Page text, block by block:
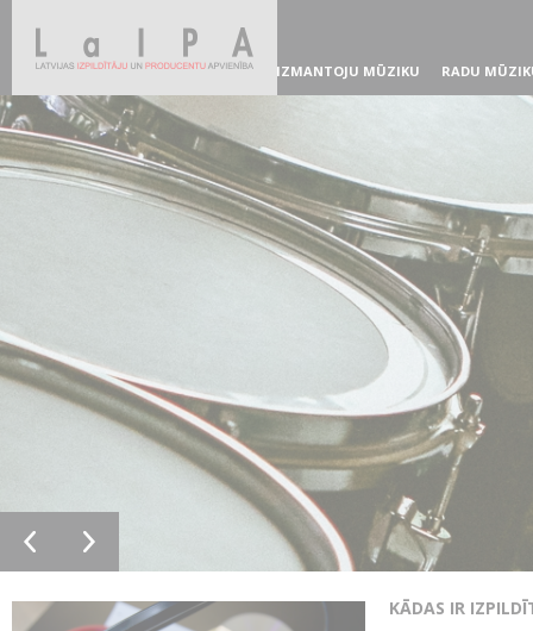
IZMANTOJU MŪZIKU RADU
KĀDAS IR